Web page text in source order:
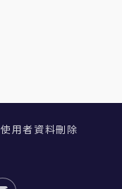
使用者資料刪除